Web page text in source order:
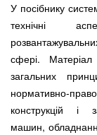
У посібнику
технічні
сфері. Матеріал
загальних
нормативно-
конструкцій і
машин,